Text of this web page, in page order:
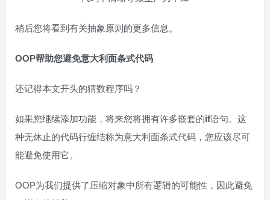
稍后您将看到有关抽象原则的更多信息。
OOP帮助您避免意大利面条式代码
还记得本文开头的猜数程序吗？
如果您继续添加功能，将来您将拥有许多嵌套的if语句。这
种无休止的代码行缠结称为意大利面条式代码，您应该尽可
能避免使用它。
OOP为我们提供了压缩对象中所有逻辑的可能性，因此避免